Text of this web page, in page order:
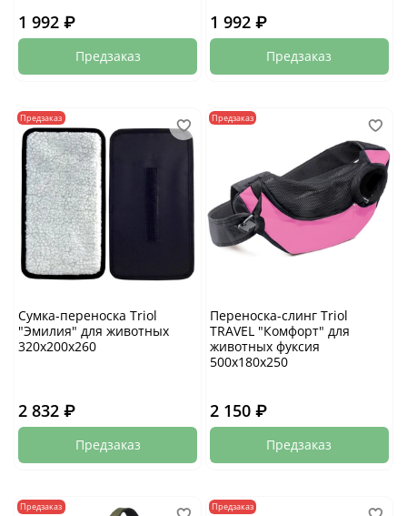
1 992 ₽
Предзаказ
1 992 ₽
Предзаказ
Предзаказ
Сумка-переноска Triol
"Эмилия" для животных
320х200х260
2 832 ₽
Предзаказ
Предзаказ
Переноска-слинг Triol
TRAVEL "Комфорт" для
животных фуксия
500х180х250
2 150 ₽
Предзаказ
Предзаказ Предзаказ